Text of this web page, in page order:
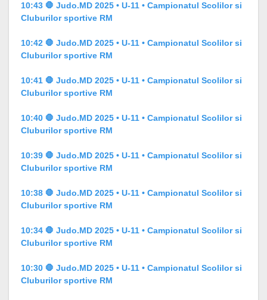
10:43 🛑 Judo.MD 2025 • U-11 • Campionatul Scolilor si
Cluburilor sportive RM
10:42 🛑 Judo.MD 2025 • U-11 • Campionatul Scolilor si
Cluburilor sportive RM
10:41 🛑 Judo.MD 2025 • U-11 • Campionatul Scolilor si
Cluburilor sportive RM
10:40 🛑 Judo.MD 2025 • U-11 • Campionatul Scolilor si
Cluburilor sportive RM
10:39 🛑 Judo.MD 2025 • U-11 • Campionatul Scolilor si
Cluburilor sportive RM
10:38 🛑 Judo.MD 2025 • U-11 • Campionatul Scolilor si
Cluburilor sportive RM
10:34 🛑 Judo.MD 2025 • U-11 • Campionatul Scolilor si
Cluburilor sportive RM
10:30 🛑 Judo.MD 2025 • U-11 • Campionatul Scolilor si
Cluburilor sportive RM